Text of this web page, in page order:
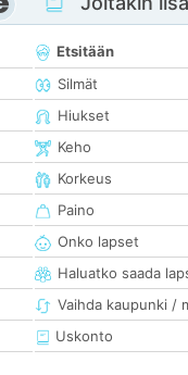
Etsitään
Silmät
Hiukset
Keho
Korkeus
Paino
Onko lapset
Haluatko saada
Vaihda kaupunki /
Uskonto